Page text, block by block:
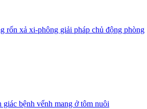
rốn xả xi-phông giải pháp chủ động phòng
giác bệnh vểnh mang ở tôm nuôi